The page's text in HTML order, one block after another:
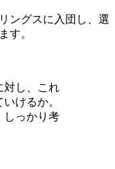
ングスに入団し、選
す。
対し、これ
けるか。
しっかり考